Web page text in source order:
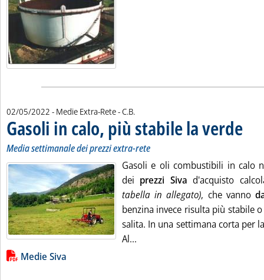
02/05/2022 - Medie Extra-Rete -di:
C.B.
Gasoli in calo, più stabile la verde
Media settimanale dei prezzi extra-rete
Gasoli e oli combustibili in calo
dei prezzi Siva d'acquisto
tabella in allegato), che vanno
benzina invece risulta più stabile
salita. In una settimana corta per
Al...
Lista allegati PDF alla notizia
Medie Siva